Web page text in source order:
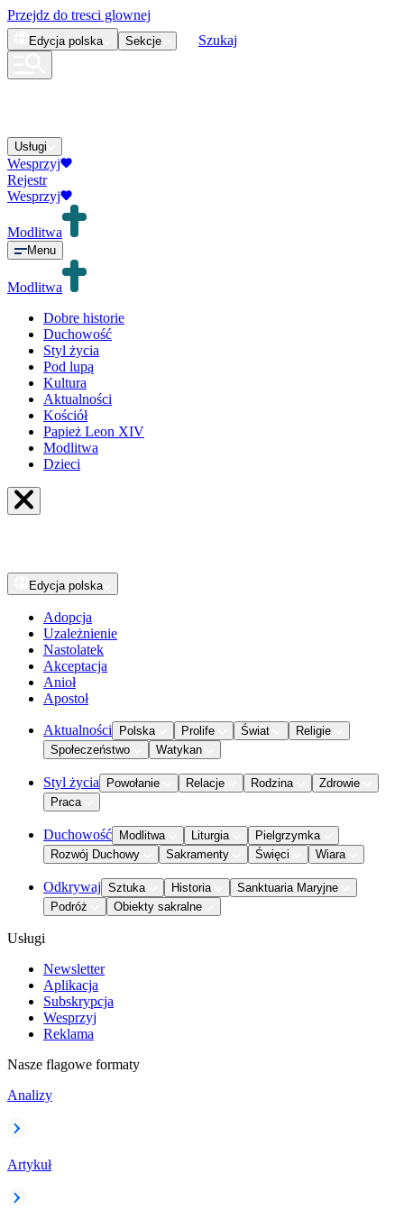
Przejdz do tresci glownej
Edycja polska Sekcje Szukaj
Usługi
Wesprzyj
Rejestr
Wesprzyj
Modlitwa
Menu
Modlitwa
Dobre historie
Duchowość
Styl życia
Pod lupą
Kultura
Aktualności
Kościół
Papież Leon XIV
Modlitwa
Dzieci
Edycja polska
Adopcja
Uzależnienie
Nastolatek
Akceptacja
Anioł
Apostoł
Aktualności Polska Prolife Świat
Religie
Społeczeństwo
Watykan
Styl życia Powołanie Relacje Rodzina
Zdrowie
Praca
Duchowość Modlitwa Liturgia
Pielgrzymka
Rozwój Duchowy
Sakramenty Święci Wiara
Odkrywaj Sztuka Historia
Sanktuaria Maryjne
Podróż
Obiekty sakralne
Usługi
Newsletter
Aplikacja
Subskrypcja
Wesprzyj
Reklama
Nasze flagowe formaty
Analizy
Artykuł